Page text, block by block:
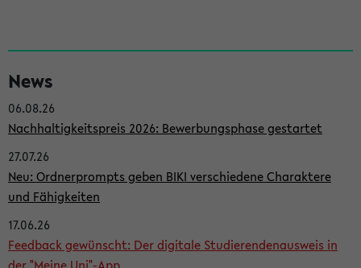
e
i
t
e
n
l
e
News
06.08.26
Nachhaltigkeitspreis 2026: Bewerbungsphase gestartet
27.07.26
Neu: Ordnerprompts geben BIKI verschiedene Charaktere
und Fähigkeiten
17.06.26
Feedback gewünscht: Der digitale Studierendenausweis in